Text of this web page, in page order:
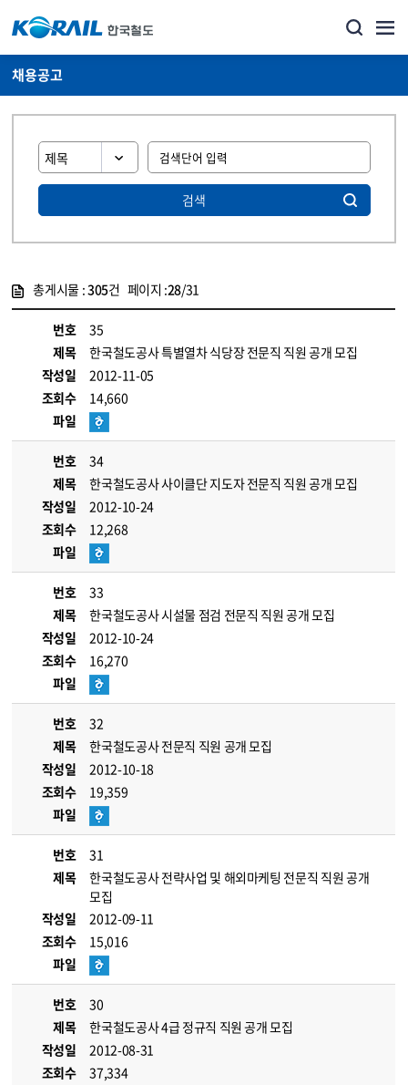
채용공고
검색
총게시물 :305건 페이지 :28/31
번호
35
제목
한국철도공사 특별열차 식당장 전문직 직원 공개 모집
작성일
2012-11-05
조회수
14,660
파일
번호
34
제목
한국철도공사 사이클단 지도자 전문직 직원 공개 모집
작성일
2012-10-24
조회수
12,268
파일
번호
33
제목
한국철도공사 시설물 점검 전문직 직원 공개 모집
작성일
2012-10-24
조회수
16,270
파일
번호
32
제목
한국철도공사 전문직 직원 공개 모집
작성일
2012-10-18
조회수
19,359
파일
번호
31
제목
한국철도공사 전략사업 및 해외마케팅 전문직 직원 공개
모집
작성일
2012-09-11
조회수
15,016
파일
번호
30
제목
한국철도공사 4급 정규직 직원 공개 모집
작성일
2012-08-31
조회수
37,334